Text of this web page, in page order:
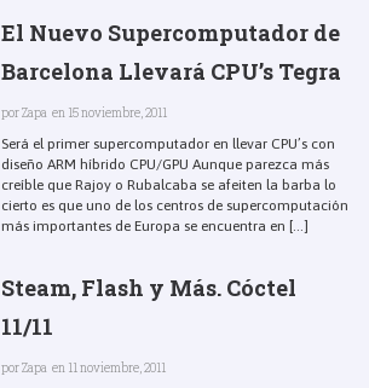
El Nuevo Supercomputador de
Barcelona Llevará CPU’s Tegra
porZapa en 15 noviembre, 2011
Será el primer supercomputador en llevar CPU’s con
diseño ARM híbrido CPU/GPU Aunque parezca más
creíble que Rajoy o Rubalcaba se afeiten la barba lo
cierto es que uno de los centros de supercomputación
más importantes de Europa se encuentra en [...]
Steam, Flash y Más. Cóctel
11/11
porZapa en 11 noviembre, 2011